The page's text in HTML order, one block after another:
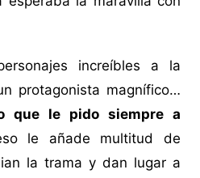
increíbles a la
protagonista magnífico…
que le pido siempre a
le añade multitud de
la trama y dan lugar a